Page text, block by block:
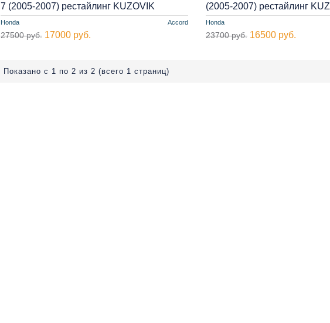
Honda Accord
7 (2005-2007) рестайлинг KUZOVIK
27500 руб. 17000 руб.
Honda
(2005-2007) рестайлинг
23700 руб. 16500 руб.
Показано с 1 по 2 из 2 (всего 1 страниц)